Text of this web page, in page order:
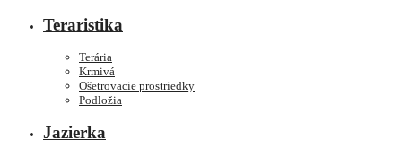
Teraristika
Terária
Krmivá
Ošetrovacie prostriedky
Podložia
Jazierka